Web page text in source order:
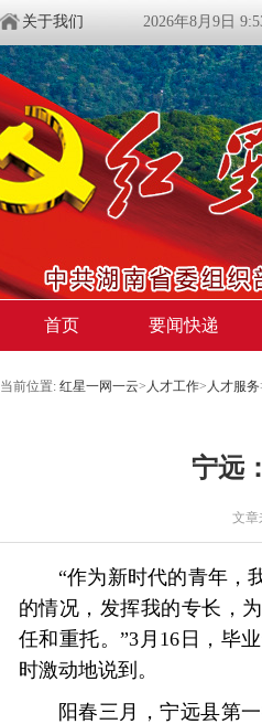
关于我们 2026年8月9日
首页 要闻快递
当前位置: 红星一网一云> 人才工作> 人才服务
宁远
文章
“作为新时代的青年，
的情况，发挥我的专长，
任和重托。”3月16日，毕
时激动地说到。
阳春三月，宁远县第